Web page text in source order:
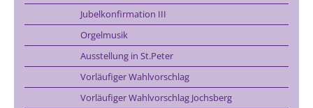
Jubelkonfirmation III
Orgelmusik
Ausstellung in St.Peter
Vorläufiger Wahlvorschlag
Vorläufiger Wahlvorschlag Jochsberg